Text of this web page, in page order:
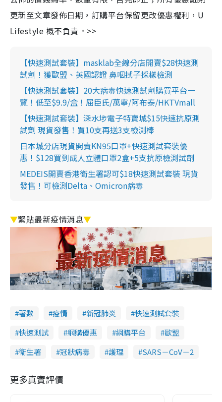
更新至文章發佈日期，訂購平台保留更改優惠權利，U
Lifestyle 概不負責。>>
【快速測試套裝】masklab全線分店開賣$28快速測
試劑！獲歐盟、英國認證 鼻咽拭子採樣檢測
【快速測試套裝】20大病毒快速測試劑購買平台一
覽！低至$9.9/盒！屈臣氏/萬寧/阿布泰/HKTVmall
【快速測試套裝】深水埗電子特賣城$15快速抗原測
試劑 現貨發售！買10支再送3支檢測棒
日本城分店現貨開賣KN95口罩+快速測試套裝優
惠！$128買到成人立體口罩2盒+5支抗原檢測試劑
MEDEIS開賣香港衛生署認可$18快速測試套裝 現貨
發售！可檢測Delta、Omicron病毒
▼緊貼最新疫情消息▼
著數 疫情 新冠肺炎
快速測試套裝
快速測試
網購優惠 網購平台
歐盟
衞生署
冠狀病毒 護理 SARS－CoV－2
更多真實評價